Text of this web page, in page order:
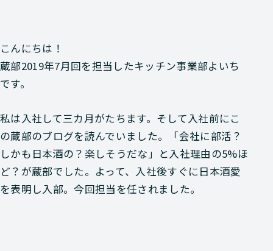
こんにちは！
蔵部2019年7月回を担当したキッチン事業部よいち
です。
私は入社して三カ月がたちます。そして入社前にこ
の蔵部のブログを読んでいました。「会社に部活？
しかも日本酒の？楽しそうだな」と入社理由の5%ほ
ど？が蔵部でした。よって、入社後すぐに日本酒愛
を表明し入部。今回担当を任されました。